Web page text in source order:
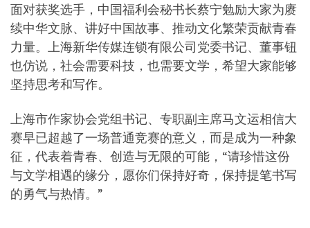
面对获奖选手，中国福利会秘书长蔡宁勉励大家为赓
续中华文脉、讲好中国故事、推动文化繁荣贡献青春
力量。上海新华传媒连锁有限公司党委书记、董事钮
也仿说，社会需要科技，也需要文学，希望大家能够
坚持思考和写作。
上海市作家协会党组书记、专职副主席马文运相信大
赛早已超越了一场普通竞赛的意义，而是成为一种象
征，代表着青春、创造与无限的可能，“请珍惜这份
与文学相遇的缘分，愿你们保持好奇，保持提笔书写
的勇气与热情。”